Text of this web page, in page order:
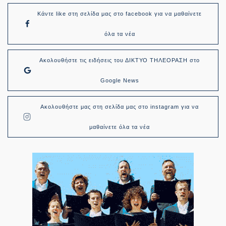
Κάντε like στη σελίδα μας στο facebook για να μαθαίνετε
όλα τα νέα
Ακολουθήστε τις ειδήσεις του ΔΙΚΤΥΟ ΤΗΛΕΟΡΑΣΗ στο
Google News
Ακολουθήστε μας στη σελίδα μας στο instagram για να
μαθαίνετε όλα τα νέα